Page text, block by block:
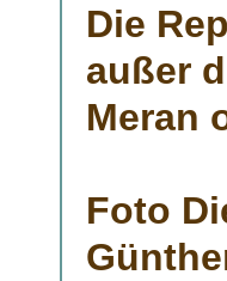
Die
außer
Meran
Foto